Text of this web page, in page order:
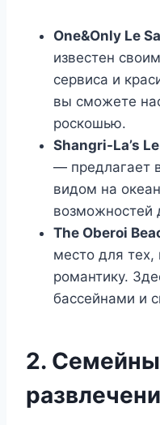
One&Only Le
известен
сервиса и
вы сможете
роскошью.
Shangri-La’s
— предлагает
видом на
возможностей
The Oberoi
место для тех,
романтику.
бассейнами и
2.